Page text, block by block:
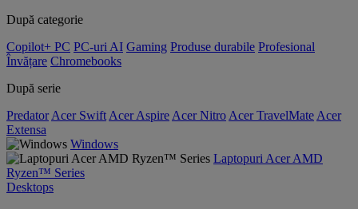
După categorie
Copilot+ PC PC-uri AI Gaming Produse durabile Profesional
Învățare Chromebooks
După serie
Predator Acer Swift Acer Aspire Acer Nitro Acer TravelMate Acer
Extensa
Windows
Laptopuri Acer AMD
Ryzen™ Series
Desktops